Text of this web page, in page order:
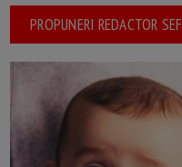
PROPUNERI REDACTOR SEF